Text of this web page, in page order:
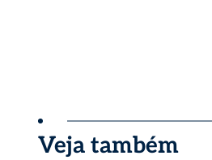
Veja também